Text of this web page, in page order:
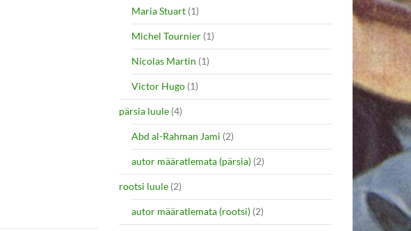
Maria Stuart (1)
Michel Tournier (1)
Nicolas Martin (1)
Victor Hugo (1)
pärsia luule (4)
Abd al-Rahman Jami (2)
autor määratlemata (pärsia) (2)
rootsi luule (2)
autor määratlemata (rootsi) (2)